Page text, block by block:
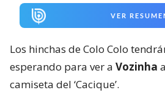
VER
Los hinchas de Colo Colo
esperando para ver a Vozinha
camiseta del ‘Cacique’.